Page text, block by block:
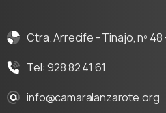
Ctra. Arrecife - Tinajo, nº
Tel: 928 82 41 61
info@camaralanzarote.org